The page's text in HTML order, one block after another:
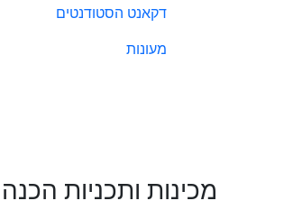
דקאנט הסטודנטים
מעונות
מכינות ותכניות הכנה